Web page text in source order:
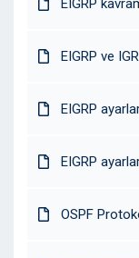
EIGRP
EIGRP ve
EIGRP
EIGRP
OSPF